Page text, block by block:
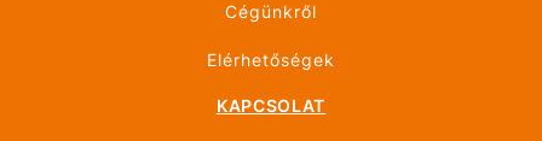
Cégünkről
Elérhetőségek
KAPCSOLAT